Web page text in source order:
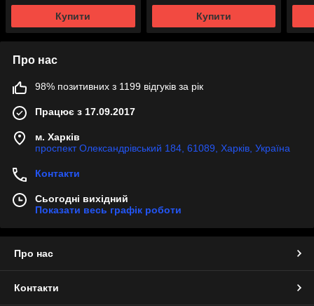
Купити Купити
Про нас
98% позитивних з 1199 відгуків за рік
Працює з 17.09.2017
м. Харків
проспект Олександрівський 184, 61089, Харків, Україна
Контакти
Сьогодні вихідний
Показати весь графік роботи
Про нас
Контакти